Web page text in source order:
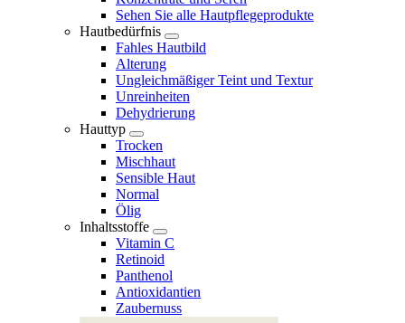
Sehen Sie alle Hautpflegeprodukte
Hautbedürfnis
Fahles Hautbild
Alterung
Ungleichmäßiger Teint und Textur
Unreinheiten
Dehydrierung
Hauttyp
Trocken
Mischhaut
Sensible Haut
Normal
Ölig
Inhaltsstoffe
Vitamin C
Retinoid
Panthenol
Antioxidantien
Zaubernuss